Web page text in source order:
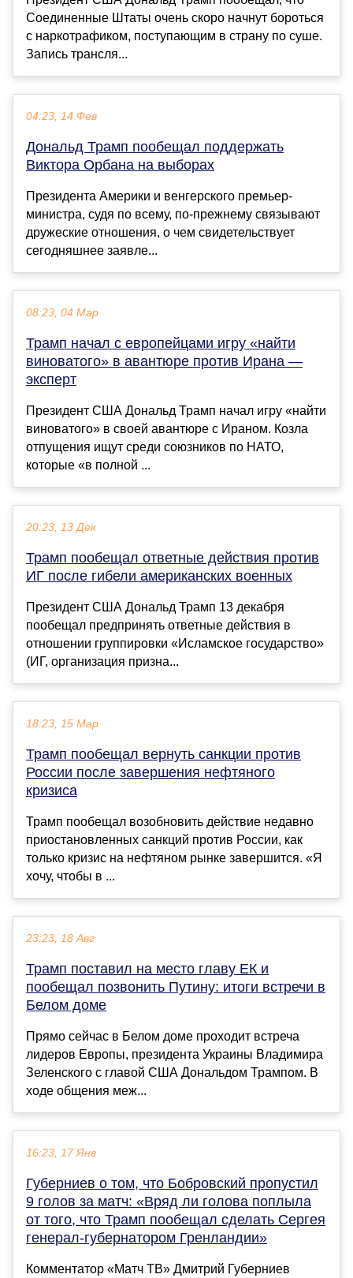
Соединенные Штаты очень скоро начнут бороться
с наркотрафиком, поступающим в страну по суше.
Запись трансля...
04:23, 14 Фев
Дональд Трамп пообещал поддержать
Виктора Орбана на выборах
Президента Америки и венгерского премьер-
министра, судя по всему, по-прежнему связывают
дружеские отношения, о чем свидетельствует
сегодняшнее заявле...
08:23, 04 Мар
Трамп начал с европейцами игру «найти
виноватого» в авантюре против Ирана —
эксперт
Президент США Дональд Трамп начал игру «найти
виноватого» в своей авантюре с Ираном. Козла
отпущения ищут среди союзников по НАТО,
которые «в полной ...
20:23, 13 Дек
Трамп пообещал ответные действия против
ИГ после гибели американских военных
Президент США Дональд Трамп 13 декабря
пообещал предпринять ответные действия в
отношении группировки «Исламское государство»
(ИГ, организация призна...
18:23, 15 Мар
Трамп пообещал вернуть санкции против
России после завершения нефтяного
кризиса
Трамп пообещал возобновить действие недавно
приостановленных санкций против России, как
только кризис на нефтяном рынке завершится. «Я
хочу, чтобы в ...
23:23, 18 Авг
Трамп поставил на место главу ЕК и
пообещал позвонить Путину: итоги встречи в
Белом доме
Прямо сейчас в Белом доме проходит встреча
лидеров Европы, президента Украины Владимира
Зеленского с главой США Дональдом Трампом. В
ходе общения меж...
16:23, 17 Янв
Губерниев о том, что Бобровский пропустил
9 голов за матч: «Вряд ли голова поплыла
от того, что Трамп пообещал сделать Сергея
генерал-губернатором Гренландии»
Комментатор «Матч ТВ» Дмитрий Губерниев